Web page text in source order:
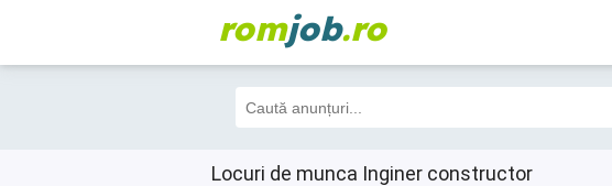
romjob.ro
Locuri de munca Inginer constructor
Filtre 2 Toate
250